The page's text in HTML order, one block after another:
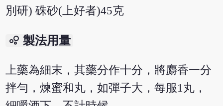
別研) 硃砂(上好者)45克
bubble_chart 製法用量
上藥為細末，其藥分作十分，將麝香一分
拌勻，煉蜜和丸，如彈子大，每服1丸，